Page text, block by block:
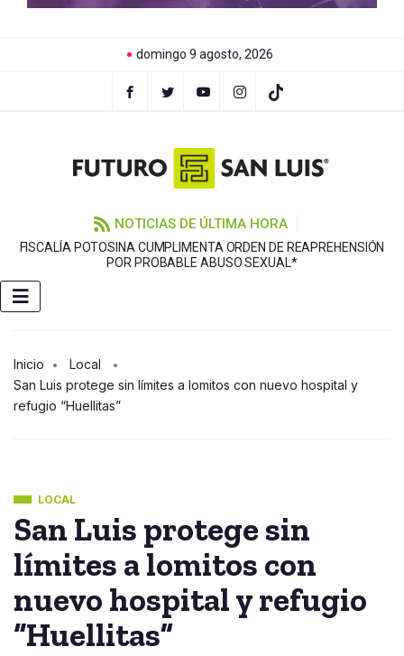
domingo 9 agosto, 2026
NOTICIAS DE ÚLTIMA HORA
FISCALÍA POTOSINA CUMPLIMENTA ORDEN DE REAPREHENSIÓN
POR PROBABLE ABUSO SEXUAL*
Inicio
Local
San Luis protege sin límites a lomitos con nuevo hospital y
refugio “Huellitas”
LOCAL
San Luis protege sin
límites a lomitos con
nuevo hospital y refugio
“Huellitas”